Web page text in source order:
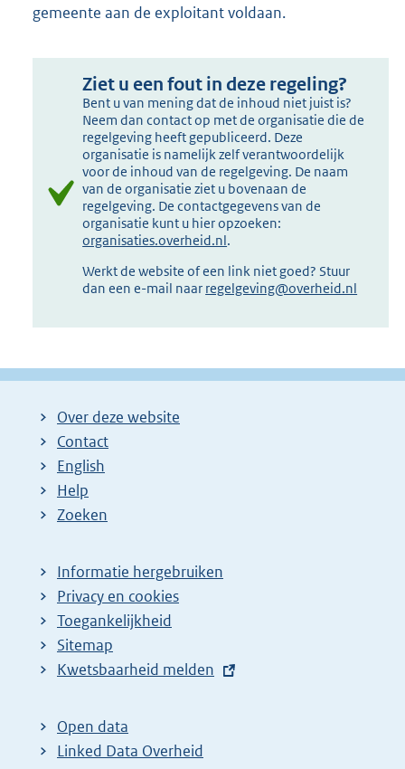
gemeente aan de exploitant voldaan.
Ziet u een fout in deze regeling?
Bent u van mening dat de inhoud niet juist is?
Neem dan contact op met de organisatie die de
regelgeving heeft gepubliceerd. Deze
organisatie is namelijk zelf verantwoordelijk
voor de inhoud van de regelgeving. De naam
van de organisatie ziet u bovenaan de
regelgeving. De contactgegevens van de
organisatie kunt u hier opzoeken:
organisaties.overheid.nl.
Werkt de website of een link niet goed? Stuur
dan een e-mail naar regelgeving@overheid.nl
Over deze website
Contact
English
Help
Zoeken
Informatie hergebruiken
Privacy en cookies
Toegankelijkheid
Sitemap
E
t
e
Kwetsbaarheid melden
Open data
Linked Data Overheid